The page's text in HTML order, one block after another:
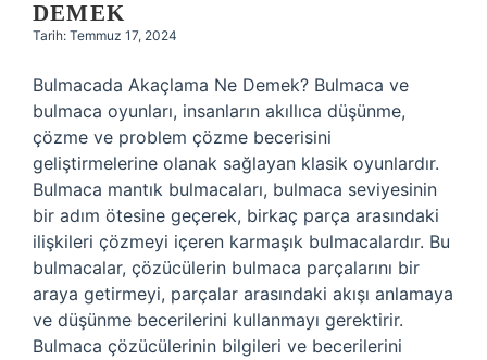
DEMEK
Tarih: Temmuz 17, 2024
Bulmacada Akaçlama Ne Demek? Bulmaca ve
bulmaca oyunları, insanların akıllıca düşünme,
çözme ve problem çözme becerisini
geliştirmelerine olanak sağlayan klasik oyunlardır.
Bulmaca mantık bulmacaları, bulmaca seviyesinin
bir adım ötesine geçerek, birkaç parça arasındaki
ilişkileri çözmeyi içeren karmaşık bulmacalardır. Bu
bulmacalar, çözücülerin bulmaca parçalarını bir
araya getirmeyi, parçalar arasındaki akışı anlamaya
ve düşünme becerilerini kullanmayı gerektirir.
Bulmaca çözücülerinin bilgileri ve becerilerini